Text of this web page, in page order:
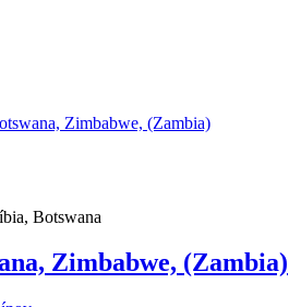
Botswana
Zimbabwe, (Zambia)